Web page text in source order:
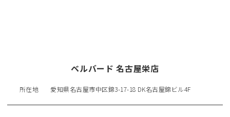
ベルバード 名古屋栄店
所在地 愛知県名古屋市中区錦3-17-18 DK名古屋錦ビル4F